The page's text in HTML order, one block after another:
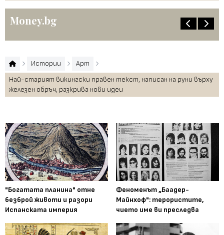
Money.bg
Истории
Арт
Най-старият викингски правен текст, написан на руни върху
железен обръч, разкрива нови идеи
"Богатата планина" отне
безброй животи и разори
Испанската империя
Феноменът „Баадер-
Майнхоф": терористите,
чието име ви преследва